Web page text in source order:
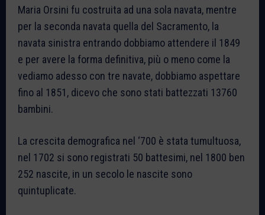
Maria Orsini fu costruita ad una sola navata, mentre
per la seconda navata quella del Sacramento, la
navata sinistra entrando dobbiamo attendere il 1849
e per avere la forma definitiva, più o meno come la
vediamo adesso con tre navate, dobbiamo aspettare
fino al 1851, dicevo che sono stati battezzati 13760
bambini.
La crescita demografica nel ‘700 è stata tumultuosa,
nel 1702 si sono registrati 50 battesimi, nel 1800 ben
252 nascite, in un secolo le nascite sono
quintuplicate.